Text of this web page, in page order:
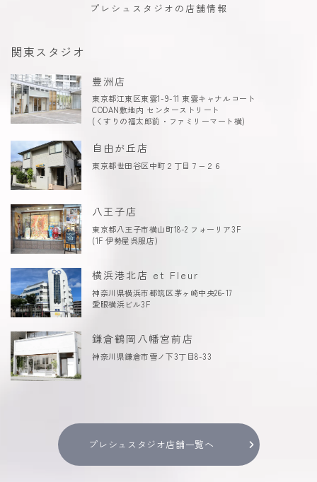
プレシュスタジオの店舗情報
関東スタジオ
豊洲店
東京都江東区東雲1-9-11 東雲キャナルコート
CODAN敷地内 センターストリート
(くすりの福太郎前・ファミリーマート横)
自由が丘店
東京都世田谷区中町２丁目７−２６
八王子店
東京都八王子市横山町18-2 フォーリア3F
(1F 伊勢屋呉服店)
横浜港北店 et Fleur
神奈川県横浜市都筑区茅ヶ崎中央26-17
愛眼横浜ビル3F
鎌倉鶴岡八幡宮前店
神奈川県鎌倉市雪ノ下3丁目8-33
プレシュスタジオ店舗一覧へ